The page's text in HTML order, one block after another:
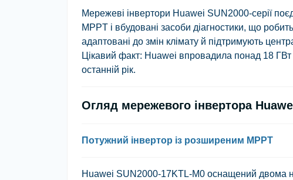
Мережеві інвертори Huawei SUN2000-серії
MPPT і вбудовані засоби діагностики, що
адаптовані до змін клімату й підтримують
Цікавий факт: Huawei впровадила понад 18 ГВт
останній рік.
Огляд мережевого інвертора
Потужний інвертор із розширеним MPPT
Huawei SUN2000-17KTL-M0 оснащений двома